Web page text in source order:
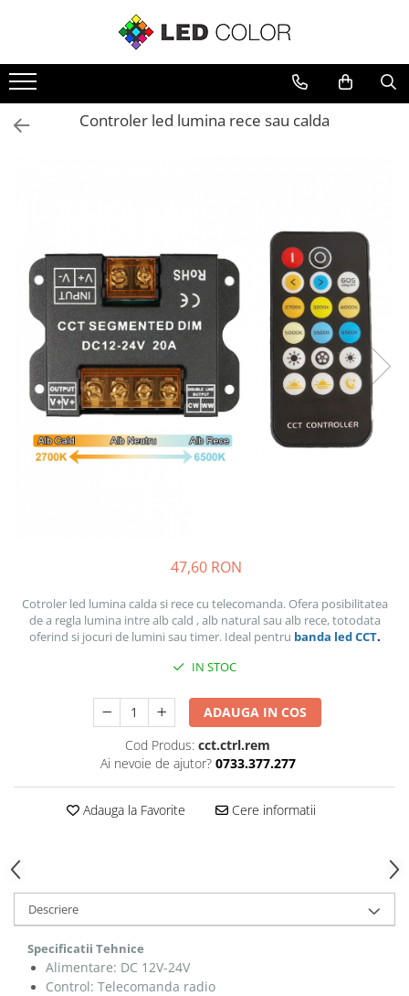
Cablu Banda Led
Senzori
Controler led lumina rece sau calda
47,60 RON
Cotroler led lumina calda si rece cu telecomanda. Ofera posibilitatea
de a regla lumina intre alb cald , alb natural sau alb rece, totodata
oferind si jocuri de lumini sau timer. Ideal pentru banda ledCCT.
IN STOC
ADAUGA IN COS
Cod Produs: cct.ctrl.rem
Ai nevoie de ajutor? 0733.377.277
Adauga la Favorite Cere informatii
Descriere
Specificatii Tehnice
Alimentare: DC 12V-24V
Control: Telecomanda radio